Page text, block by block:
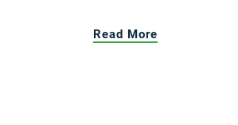
Read More